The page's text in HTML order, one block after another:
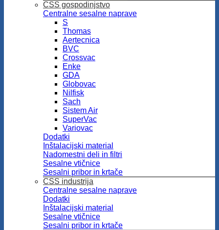
CSS gospodinjstvo
Centralne sesalne naprave
S
Thomas
Aertecnica
BVC
Crossvac
Enke
GDA
Globovac
Nilfisk
Sach
Sistem Air
SuperVac
Variovac
Dodatki
Inštalacijski material
Nadomestni deli in filtri
Sesalne vtičnice
Sesalni pribor in krtače
CSS industrija
Centralne sesalne naprave
Dodatki
Inštalacijski material
Sesalne vtičnice
Sesalni pribor in krtače